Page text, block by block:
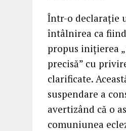
Într-o declarație
întâlnirea ca fiind
propus inițierea
precisă” cu
clarificate.
suspendare a
avertizând că o
comuniunea